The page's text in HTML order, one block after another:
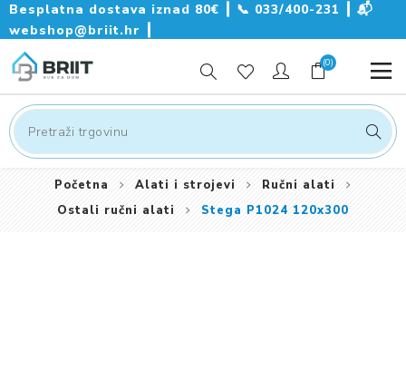
Besplatna dostava iznad 80€ ┃ 📞 033/400-231
📬
webshop@briit.hr
(0)
Početna Alati i strojevi
Ručni alati
Ostali ručni alati
Stega P1024 120x300